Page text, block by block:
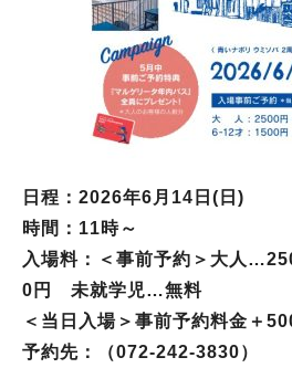
日程：2026年6月14日(日)
時間：11時～
入場料：＜事前予約＞大人
0円 未就学児…無料
＜当日入場＞事前予約料金＋
予約先：（072-242-3830）